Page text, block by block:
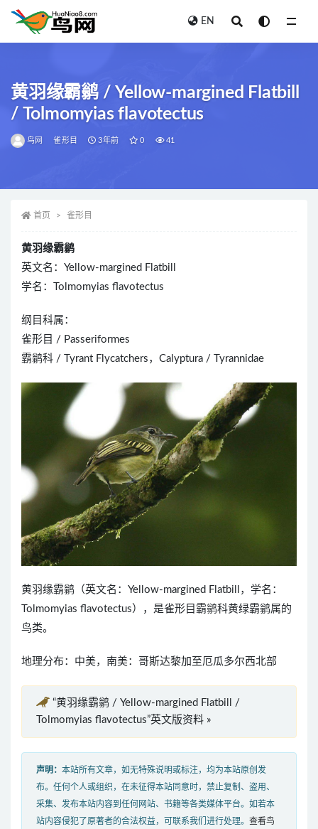
EN
黄羽缘霸鹟 / Yellow-margined Flatbill
/ Tolmomyias flavotectus
鸟网 雀形目 3年前 0 41
首页 雀形目
黄羽缘霸鹟
英文名：Yellow-margined Flatbill
学名：Tolmomyias flavotectus
纲目科属：
雀形目 / Passeriformes
霸鹟科 / Tyrant Flycatchers，Calyptura / Tyrannidae
黄羽缘霸鹟（英文名：Yellow-margined Flatbill，学名：
Tolmomyias flavotectus），是雀形目霸鹟科黄绿霸鹟属的
鸟类。
地理分布：中美，南美：哥斯达黎加至厄瓜多尔西北部
“黄羽缘霸鹟 / Yellow-margined Flatbill /
Tolmomyias flavotectus”英文版资料 »
声明： 本站所有文章，如无特殊说明或标注，均为本站原创发
布。任何个人或组织，在未征得本站同意时，禁止复制、盗用、
采集、发布本站内容到任何网站、书籍等各类媒体平台。如若本
站内容侵犯了原著者的合法权益，可联系我们进行处理。 查看鸟